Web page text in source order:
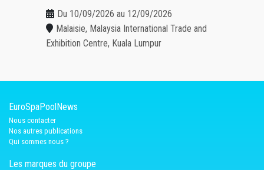
Du 10/09/2026 au 12/09/2026
Malaisie, Malaysia International Trade and
Exhibition Centre, Kuala Lumpur
EuroSpaPoolNews
Nous contacter
Nos autres publications
Qui sommes nous ?
Les marques du groupe